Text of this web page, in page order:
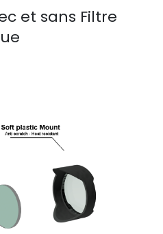
et sans Filtre